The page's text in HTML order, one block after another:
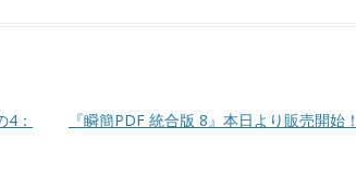
：
『瞬簡PDF 統合版 8』本日より販売開始！